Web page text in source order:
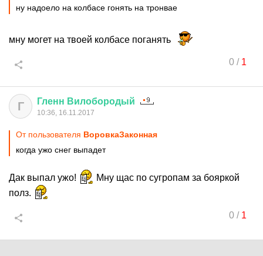
ну надоело на колбасе гонять на тронвае
мну могет на твоей колбасе поганять
0/ 1
Г Гленн Вилобородый
10:36, 16.11.2017
От пользователя ВоровкаЗаконная
когда ужо снег выпадет
Дак выпал ужо!
Мну щас по сугропам за бояркой
полз.
0/ 1